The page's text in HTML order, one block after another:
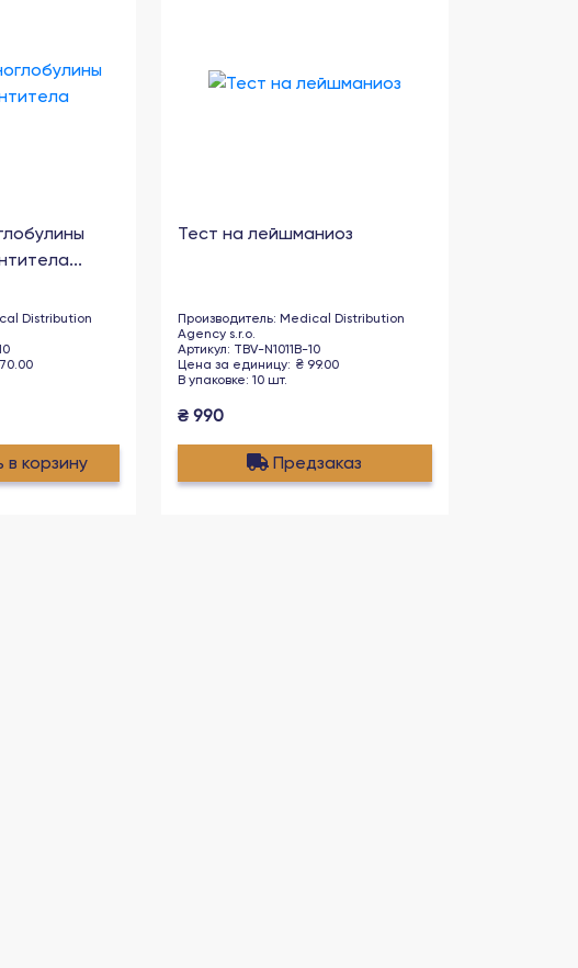
Distribution
корзину
Тест на лейшманиоз
Производитель: Medical Distribution
Agency s.r.o.
Артикул: TBV-N1011B-10
Цена за единицу: ₴ 99.00
В упаковке: 10 шт.
₴ 990
Предзаказ